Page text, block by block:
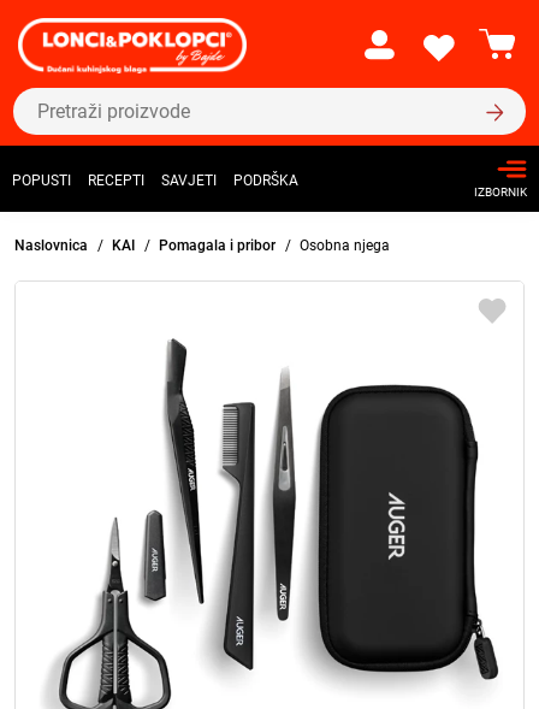
POPUSTI RECEPTI SAVJETI PODRŠKA
IZBORNIK
Naslovnica KAI Pomagala i pribor Osobna njega